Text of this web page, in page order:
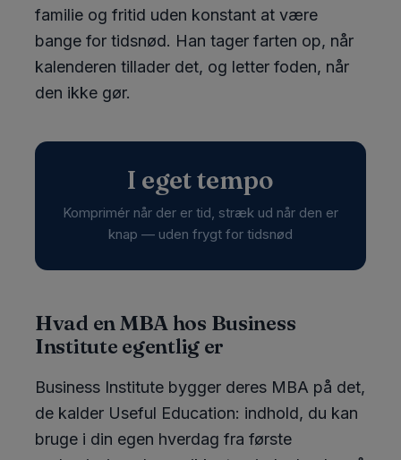
familie og fritid uden konstant at være
bange for tidsnød. Han tager farten op, når
kalenderen tillader det, og letter foden, når
den ikke gør.
I eget tempo
Komprimér når der er tid, stræk ud når den er
knap — uden frygt for tidsnød
Hvad en MBA hos Business
Institute egentlig er
Business Institute bygger deres MBA på det,
de kalder Useful Education: indhold, du kan
bruge i din egen hverdag fra første